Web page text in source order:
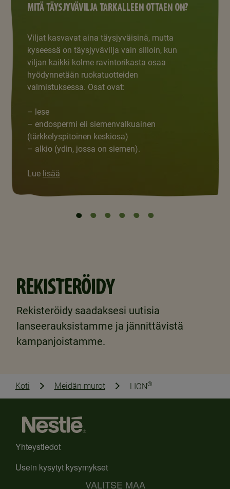
MITÄ TÄYSJYVÄVILJA TARKALLEEN OTTAEN ON?
Viljat kasvavat aina täysjyväisinä, mutta
kyseessä on täysjyvävilja vain silloin, kun
viljan kaikki kolme ravintorikasta osaa
hyödynnetään ruokatuotteiden
valmistuksessa. Osat ovat:
– lese
– endospermi eli siemenvalkuainen
(tärkkelyspitoinen keskiosa)
– alkio (ydin, jossa on siemen).
Lue lisää
Previous
REKISTERÖIDY
Rekisteröidy saadaksesi uutisia
lanseerauksistamme ja jännittävistä
kampanjoistamme.
Koti Meidän murot LION®
Yhteystiedot
Usein kysytyt kysymykset
VALITSE MAA